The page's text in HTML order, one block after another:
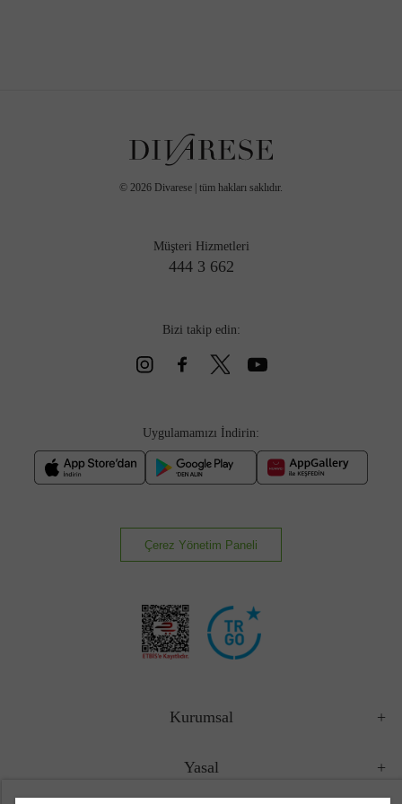
© 2026 Divarese | tüm hakları saklıdır.
Müşteri Hizmetleri
444 3 662
Bizi takip edin:
Uygulamamızı İndirin:
Çerez Yönetim Paneli
Kurumsal
Yasal